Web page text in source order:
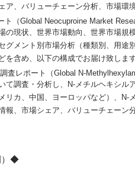
ア、バリューチェーン分析、市場
ト（Global Neocuproine Market
現状、世界市場動向、世界市場規
グメント別市場分析（種類別、用途
を含め、以下の構成でお届け致しま
査レポート（Global N-
て調査・分析し、N-メチルヘキシ
リカ、中国、ヨーロッパなど）、N-
報、市場シェア、バリューチェーン
）◆